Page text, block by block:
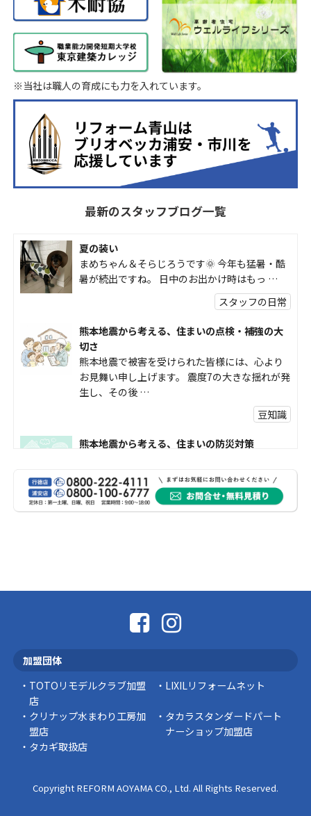
※当社は職人の育成にも力を入れています。
最新のスタッフブログ一覧
夏の装い
まめちゃん＆そらじろうです🌞 今年も猛暑・酷
暑が続出ですね。 日中のお出かけ時はもっ …
スタッフの日常
熊本地震から考える、住まいの点検・補強の大
切さ
熊本地震で被害を受けられた皆様には、心より
お見舞い申し上げます。 震度7の大きな揺れが発
生し、その後 …
豆知識
熊本地震から考える、住まいの防災対策
受けられた皆様に、心よりお見舞い申し上げま
す。 今回の地震 …
社長コラム
スタッフの日常
加盟団体
TOTOリモデルクラブ加盟
店
LIXILリフォームネット
クリナップ水まわり工房加
盟店
タカラスタンダードパート
ナーショップ加盟店
タカギ取扱店
Copyright REFORM AOYAMA CO., Ltd. All Rights Reserved.